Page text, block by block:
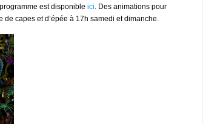
est disponible ici. Des animations pour
capes et d’épée à 17h samedi et dimanche.